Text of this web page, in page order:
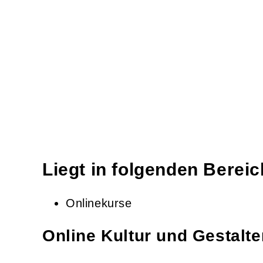
Liegt in folgenden
Onlinekurse
Online Kultur und